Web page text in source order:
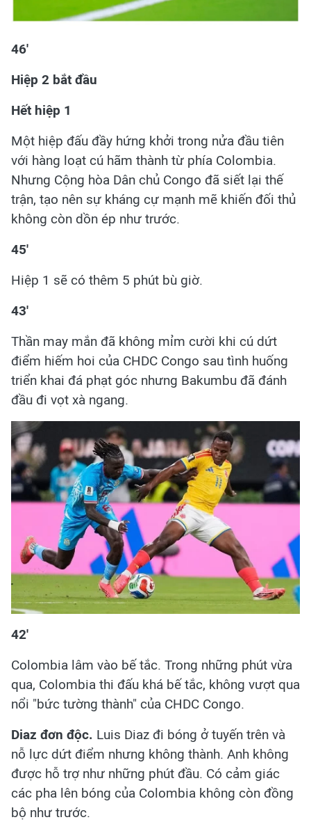
46'
Hiệp 2 bắt đầu
Hết hiệp 1
Một hiệp đấu đầy hứng khởi trong nửa đầu tiên
với hàng loạt cú hãm thành từ phía Colombia.
Nhưng Cộng hòa Dân chủ Congo đã siết lại thế
trận, tạo nên sự kháng cự mạnh mẽ khiến đối thủ
không còn dồn ép như trước.
45'
Hiệp 1 sẽ có thêm 5 phút bù giờ.
43'
Thần may mắn đã không mỉm cười khi cú dứt
điểm hiếm hoi của CHDC Congo sau tình huống
triển khai đá phạt góc nhưng Bakumbu đã đánh
đầu đi vọt xà ngang.
42'
Colombia lâm vào bế tắc. Trong những phút vừa
qua, Colombia thi đấu khá bế tắc, không vượt qua
nổi "bức tường thành" của CHDC Congo.
Diaz đơn độc. Luis Diaz đi bóng ở tuyến trên và
nỗ lực dứt điểm nhưng không thành. Anh không
được hỗ trợ như những phút đầu. Có cảm giác
các pha lên bóng của Colombia không còn đồng
bộ như trước.